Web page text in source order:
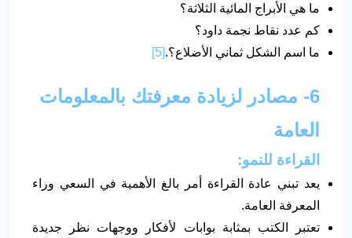
ما هي الأبراج المائية الثلاثة؟
كم عدد نقاط نجمة داود؟
ما اسم الشكل ثماني الأضلاع؟.[5]
6- مصادر لزيادة معرفتك بالمعلومات
العامة
القراءة للنمو:
يعد تبني عادة القراءة أمر بالغ الأهمية في السعي وراء
المعرفة العامة.
تعتبر الكتب بمثابة بوابات لأفكار ووجهات نظر جديدة